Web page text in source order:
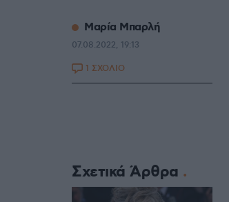
Μαρία Μπαρλή
07.08.2022, 19:13
1 ΣΧΟΛΙΟ
Σχετικά Άρθρα